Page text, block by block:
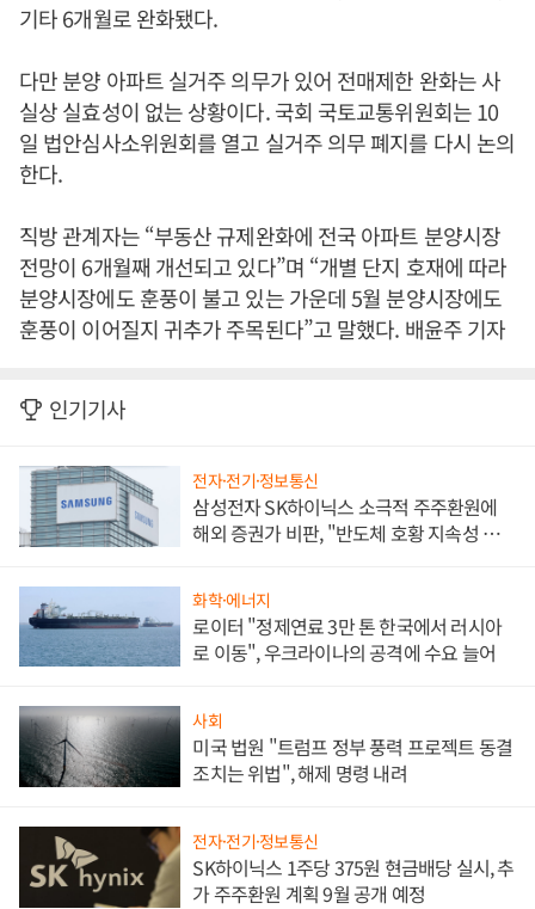
기타 6개월로 완화됐다.
다만 분양 아파트 실거주 의무가 있어 전매제한 완화는 사
실상 실효성이 없는 상황이다. 국회 국토교통위원회는 10
일 법안심사소위원회를 열고 실거주 의무 폐지를 다시 논의
한다.
직방 관계자는 “부동산 규제완화에 전국 아파트 분양시장
전망이 6개월째 개선되고 있다”며 “개별 단지 호재에 따라
분양시장에도 훈풍이 불고 있는 가운데 5월 분양시장에도
훈풍이 이어질지 귀추가 주목된다”고 말했다. 배윤주 기자
인기기사
전자·전기·정보통신
삼성전자 SK하이닉스 소극적 주주환원에
해외 증권가 비판, "반도체 호황 지속성 의
화학·에너지
로이터 "정제연료 3만 톤 한국에서 러시아
로 이동", 우크라이나의 공격에 수요 늘어
사회
미국 법원 "트럼프 정부 풍력 프로젝트 동결
조치는 위법", 해제 명령 내려
전자·전기·정보통신
SK하이닉스 1주당 375원 현금배당 실시, 추
가 주주환원 계획 9월 공개 예정